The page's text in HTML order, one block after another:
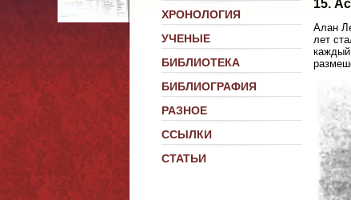
ХРОНОЛОГИЯ
УЧЕНЫЕ
БИБЛИОТЕКА
БИБЛИОГРАФИЯ
РАЗНОЕ
ССЫЛКИ
СТАТЬИ
15.
Алан
лет